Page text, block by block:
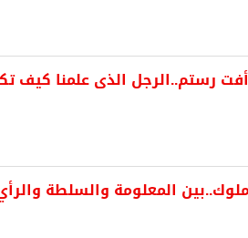
الذى علمنا كيف
المعلومة والسلطة